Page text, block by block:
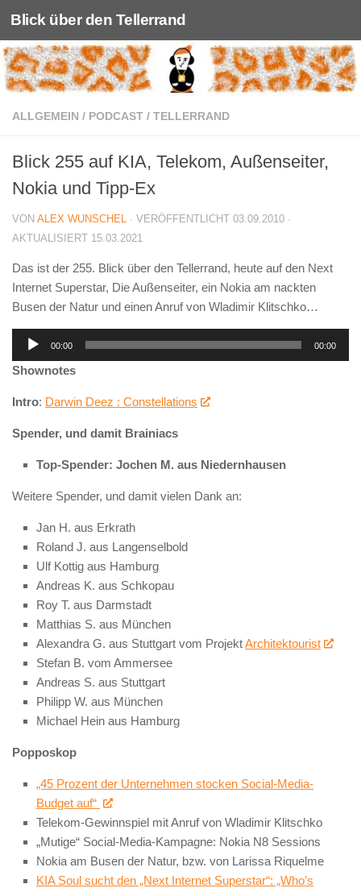
Unter dem Inhalt
Blick über den Tellerrand
ALLGEMEIN / PODCAST / TELLERRAND
Blick 255 auf KIA, Telekom, Außenseiter,
Nokia und Tipp-Ex
VON ALEX WUNSCHEL · VERÖFFENTLICHT 03.09.2010 ·
AKTUALISIERT 15.03.2021
Das ist der 255. Blick über den Tellerrand, heute auf den Next
Internet Superstar, Die Außenseiter, ein Nokia am nackten
Busen der Natur und einen Anruf von Wladimir Klitschko…
Audio-
00:00 00:00
Shownotes
Intro: Darwin Deez : Constellations
Spender, und damit Brainiacs
Top-Spender: Jochen M. aus Niedernhausen
Weitere Spender, und damit vielen Dank an:
Jan H. aus Erkrath
Roland J. aus Langenselbold
Ulf Kottig aus Hamburg
Andreas K. aus Schkopau
Roy T. aus Darmstadt
Matthias S. aus München
Alexandra G. aus Stuttgart vom ProjektArchitektourist
Stefan B. vom Ammersee
Andreas S. aus Stuttgart
Philipp W. aus München
Michael Hein aus Hamburg
Popposkop
„45 Prozent der Unternehmen stocken Social-Media-
Budget auf“
Telekom-Gewinnspiel mit Anruf von Wladimir Klitschko
„Mutige“ Social-Media-Kampagne: Nokia N8 Sessions
Nokia am Busen der Natur, bzw. von Larissa Riquelme
KIA Soul sucht den „Next Internet Superstar“: „Who’s